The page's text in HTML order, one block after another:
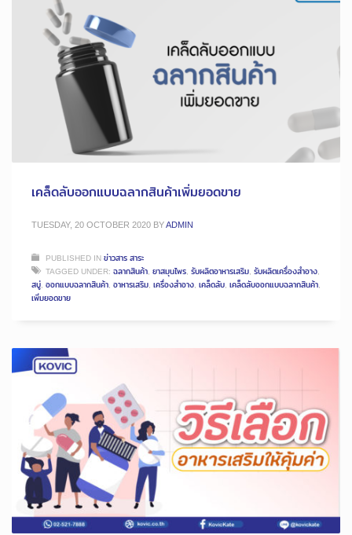
เคล็ดลับออกแบบฉลากสินค้าเพิ่มยอดขาย
TUESDAY, 20 OCTOBER 2020 BYADMIN
PUBLISHED INข่าวสาร สาระ
TAGGED UNDER: ฉลากสินค้า, ยาสมุนไพร, รับผลิตอาหารเสริม, รับผลิตเครื่องสำอาง,
สบู่, ออกแบบฉลากสินค้า, อาหารเสริม, เครื่องสำอาง, เคล็ดลับ, เคล็ดลับออกแบบฉลากสินค้า,
เพิ่มยอดขาย